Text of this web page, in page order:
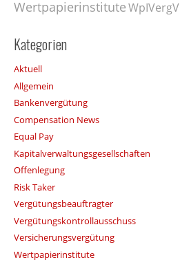
WertpapierinstituteWpIVergV
Kategorien
Aktuell
Allgemein
Bankenvergütung
Compensation News
Equal Pay
Kapitalverwaltungsgesellschaften
Offenlegung
Risk Taker
Vergütungsbeauftragter
Vergütungskontrollausschuss
Versicherungsvergütung
Wertpapierinstitute